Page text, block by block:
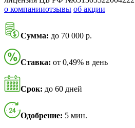
о компанииотзывы об акции
Сумма: до 70 000 р.
Ставка: от 0,49% в день
Срок: до 60 дней
Одобрение: 5 мин.